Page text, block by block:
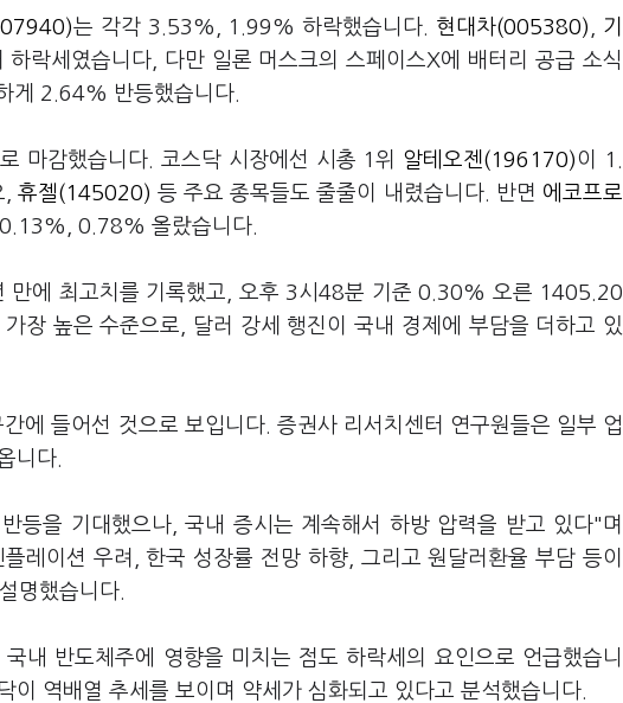
는 각각 3.53%, 1.99% 하락했습니다. 현대차(005380)
기
락세였습니다, 다만 일론 머스크의 스페이스X에 배터리 공급 소식
게 2.64% 반등했습니다.
마감했습니다. 코스닥 시장에선 시총 1위 알테오젠(196170)이 1.
휴젤(145020) 등 주요 종목들도 줄줄이 내렸습니다. 반면 에코프로
0.78% 올랐습니다.
만에 최고치를 기록했고, 오후 3시48분 기준 0.30% 오른 1405.20
장 높은 수준으로, 달러 강세 행진이 국내 경제에 부담을 더하고 있
에 들어선 것으로 보입니다. 증권사 리서치센터 연구원들은 일부 업
니다.
등을 기대했으나, 국내 증시는 계속해서 하방 압력을 받고 있다"며
레이션 우려, 한국 성장률 전망 하향, 그리고 원달러환율 부담 등이
명했습니다.
내 반도체주에 영향을 미치는 점도 하락세의 요인으로 언급했습니
이 역배열 추세를 보이며 약세가 심화되고 있다고 분석했습니다.